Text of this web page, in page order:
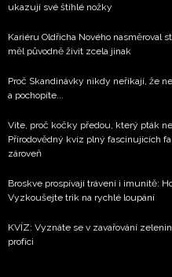
ukazují své štíhlé nožky
Kariéru Oldřicha Nového nasměroval
měl původně živit zcela jinak
Proč Skandinávky nikdy neříkají, že
a pochopíte...
Víte, proč kočky předou, který pták
Přírodovědný kvíz plný fascinujících
zároveň
Broskve prospívají trávení i imunitě:
Vyzkoušejte trik na rychlé loupání
KVÍZ: Vyznáte se v zavařování
profíci